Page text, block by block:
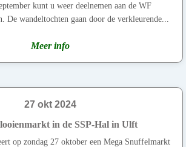
kunt u weer deelnemen aan de WF
De wandeltochten gaan door de verkleurende...
Meer info
27 okt 2024
in de SSP-Hal in Ulft
op zondag 27 oktober een Mega Snuffelmarkt